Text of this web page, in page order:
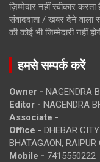
ज़िम्मेदार नहीं स्वीकार
संवाददाता / खबर देने वाला
की कोई भी जिम्मेदारी नहीं
हमसे सम्पर्क करें
Owner - NAGENDRA
Editor - NAGENDRA
Associate -
Office - DHEBAR
BHATAGAON, RAIPUR
Mobile - 7415550222